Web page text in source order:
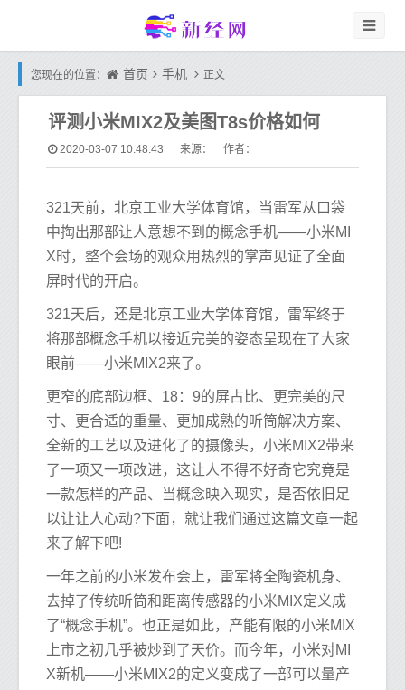
您现在的位置： 首页 手机 正文
评测小米MIX2及美图T8s价格如何
2020-03-07 10:48:43 来源： 作者：
321天前，北京工业大学体育馆，当雷军从口袋
中掏出那部让人意想不到的概念手机——小米MI
X时，整个会场的观众用热烈的掌声见证了全面
屏时代的开启。
321天后，还是北京工业大学体育馆，雷军终于
将那部概念手机以接近完美的姿态呈现在了大家
眼前——小米MIX2来了。
更窄的底部边框、18：9的屏占比、更完美的尺
寸、更合适的重量、更加成熟的听筒解决方案、
全新的工艺以及进化了的摄像头，小米MIX2带来
了一项又一项改进，这让人不得不好奇它究竟是
一款怎样的产品、当概念映入现实，是否依旧足
以让让人心动?下面，就让我们通过这篇文章一起
来了解下吧!
一年之前的小米发布会上，雷军将全陶瓷机身、
去掉了传统听筒和距离传感器的小米MIX定义成
了“概念手机”。也正是如此，产能有限的小米MIX
上市之初几乎被炒到了天价。而今年，小米对MI
X新机——小米MIX2的定义变成了一部可以量产